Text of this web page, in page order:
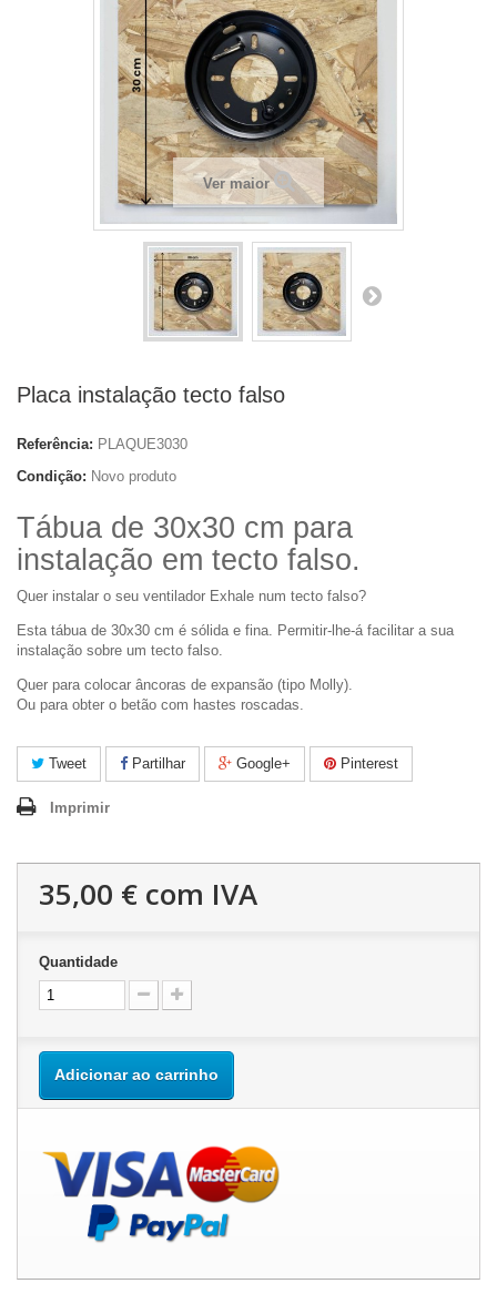
Ver maior
Placa instalação tecto falso
Referência: PLAQUE3030
Condição: Novo produto
Tábua de 30x30 cm para
instalação em tecto falso.
Quer instalar o seu ventilador Exhale num tecto falso?
Esta tábua de 30x30 cm é sólida e fina. Permitir-lhe-á facilitar a sua
instalação sobre um tecto falso.
Quer para colocar âncoras de expansão (tipo Molly).
Ou para obter o betão com hastes roscadas.
Tweet Partilhar Google+ Pinterest
Imprimir
35,00 € com IVA
Quantidade
Adicionar ao carrinho